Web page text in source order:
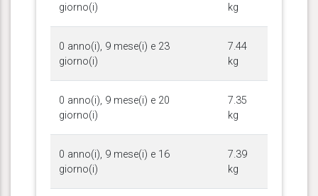
giorno(i)
kg
0 anno(i), 9 mese(i) e 23
giorno(i)
7.44
kg
0 anno(i), 9 mese(i) e 20
giorno(i)
7.35
kg
0 anno(i), 9 mese(i) e 16
giorno(i)
7.39
kg